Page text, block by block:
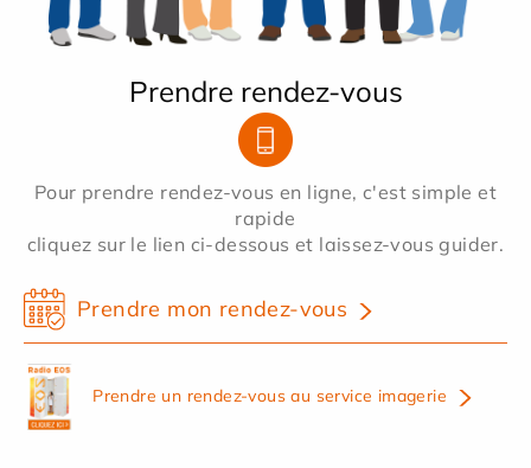
Prendre rendez-vous
Pour prendre rendez-vous en ligne, c'est simple et
rapide
cliquez sur le lien ci-dessous et laissez-vous guider.
Prendre mon rendez-vous
Prendre un rendez-vous au service imagerie